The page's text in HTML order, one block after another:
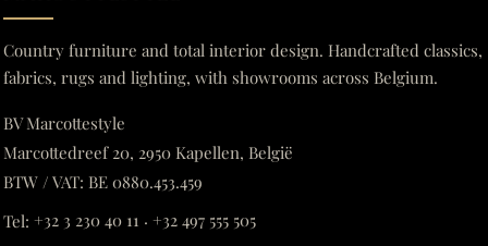
Country furniture and total interior design. Handcrafted classics,
fabrics, rugs and lighting, with showrooms across Belgium.
BV Marcottestyle
Marcottedreef 20, 2950 Kapellen, België
BTW / VAT: BE 0880.453.459
Tel: +32 3 230 40 11 · +32 497 555 505